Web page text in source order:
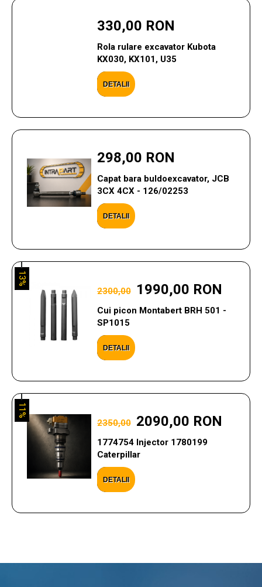
330,00 RON
Rola rulare excavator Kubota
KX030, KX101, U35
DETALII
298,00 RON
Capat bara buldoexcavator, JCB
3CX 4CX - 126/02253
DETALII
2300,00 1990,00 RON
Cui picon Montabert BRH 501 -
SP1015
DETALII
13%
2350,00 2090,00 RON
1774754 Injector 1780199
Caterpillar
DETALII
11%